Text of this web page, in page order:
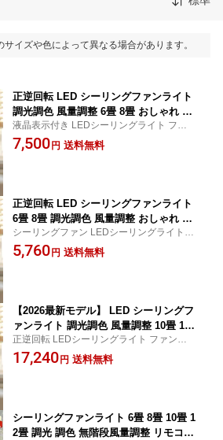
イズや色によって異なる場合があります。
正逆回転 LED シーリングファンライト
調光調色 風量調整 6畳 8畳 おしゃれ フ
ァン付きシーリングライト 首振り 扇風
機付き照明 サーキュレーター dcモータ
液晶表示付き LEDシーリングライト ファン
付き Wi-Fi対応 シーリングファン 吹き抜け
小型 軽量 静音 新生活 取付簡単 リビング ダ
7,500 円 送料無料
正逆回転 LED シーリングファンライト
6畳 8畳 調光調色 風量調整 おしゃれ フ
ァン付きシーリングライト シーリング
ライト 扇風機付き照明 サーキュレータ
シーリングファン LEDシーリングライト フ
ァン付き Wi-Fi対応 吹き抜け 小型 軽量 静音
新生活 取付簡単 リビング ダイニング キッ
5,760 円 送料無料
【2026最新モデル】 LED シーリングフ
ァンライト 調光調色 風量調整 10畳 14
畳 18畳 おしゃれ ファン付きシーリング
ライト 首振り 扇風機付き照明 液晶表示
正逆回転 LEDシーリングライト ファン付き
wifi対応 【2年保証】 シーリングファン 吹
き抜け 軽量 静音 新生活 取付簡単 遠隔操作
17,240 円 送料無料
シーリングファンライト 6畳 8畳 10畳 1
2畳 調光 調色 無階段風量調整 リモコン